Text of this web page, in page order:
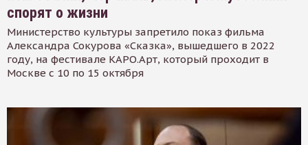
спорят о жизни
Министерство культуры запретило показ фильма
Александра Сокурова «Сказка», вышедшего в 2022
году, на фестивале КАРО.Арт, который проходит в
Москве с 10 по 15 октября